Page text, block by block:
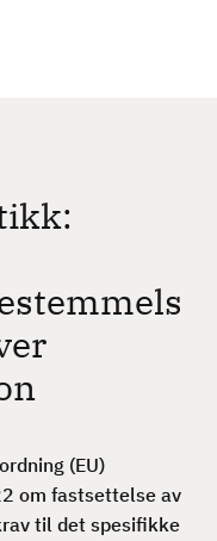
(EU)
om fastsettelse av
til det spesifikke